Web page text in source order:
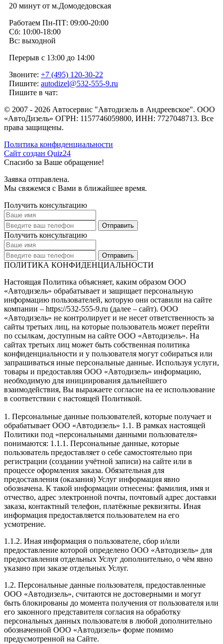
20 минут от м.Домодедовская
Работаем Пн-ПТ: 09:00-20:00
Сб: 10:00-18:00
Вс: выходной
Перерыв с 13:00 до 14:00
Звоните: +7 (495) 120-30-22
Пишите: autodizel@532-555-9.ru
Пишите в чат:
© 2007 - 2026 Автосервис "Автодизель в Андреевское". ООО
«АвтоДизель» ОГРН: 1157746059800, ИНН: 7727048713. Все
права защищены.
Политика конфиденциальности
Сайт создан Quiz24
Спасибо за Ваше обращение!
Заявка отправлена.
Мы свяжемся с Вами в ближайшее время.
Получить консультацию
Получить консультацию
ПОЛИТИКА КОНФИДЕНЦИАЛЬНОСТИ
Настоящая Политика объясняет, каким образом ООО
«Автодизель» обрабатывает и защищает персональную
информацию пользователей, которую они оставили на сайте
компании – https://532-555-9.ru (далее – сайт). ООО
«Автодизель» не контролирует и не несет ответственность за
сайты третьих лиц, на которые пользователь может перейти
по ссылкам, доступным на сайте ООО «Автодизель». На
сайтах третьих лиц может быть собственная политика
конфиденциальности и у пользователя могут собираться или
запрашиваться иные персональные данные. Используя услуги,
товары и предоставляя ООО «Автодизель» информацию,
необходимую для инициирования дальнейшего
взаимодействия, Вы выражаете согласие на ее использование
в соответствии с настоящей Политикой.
1. Персональные данные пользователей, которые получает и
обрабатывает ООО «Автодизель» 1.1. В рамках настоящей
Политики под «персональными данными пользователя»
понимаются: 1.1.1. Персональные данные, которые
пользователь предоставляет о себе самостоятельно при
регистрации (создании учётной записи) на сайте или в
процессе оформления заказа. Обязательная для
предоставления (оказания) Услуг информация явно
обозначена. К такой информации отнесены: фамилия, имя и
отчество, адрес электронной почты, почтовый адрес доставки
заказа, контактный телефон, платёжные реквизиты. Иная
информация предоставляется пользователем на его
усмотрение.
1.1.2. Иная информация о пользователе, сбор и/или
предоставление которой определено ООО «Автодизель» для
предоставления отдельных Услуг дополнительно, о чём явно
указано при заказе отдельных Услуг.
1.2. Персональные данные пользователя, предоставленные
ООО «Автодизель», считаются не достоверными и могут
быть блокированы до момента получения от пользователя или
его законного представителя согласия на обработку
персональных данных пользователя в любой дополнительно
обозначенной ООО «Автодизель» форме помимо
предусмотренной на Сайте.